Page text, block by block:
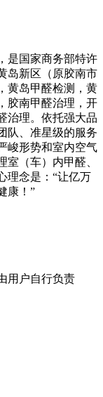
是国家商务部特许
岛新区（原胶南市
黄岛甲醛检测，黄
胶南甲醛治理，开
治理。依托强大品
队、准星级的服务
峻形势和室内空气
（车）内甲醛、
理念是：“让亿万
康！”
用户自行负责